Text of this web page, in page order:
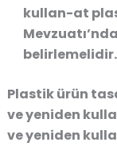
kullan-at
belirlemelidir.
Plastik ürün
ve yeniden
ve yeniden